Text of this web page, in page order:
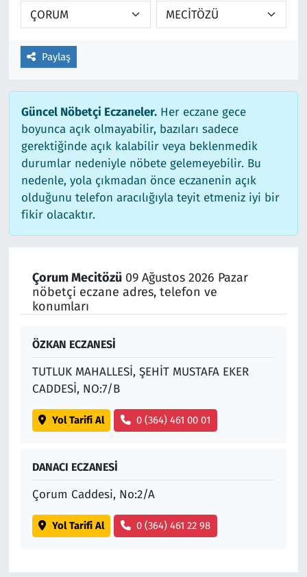
Paylaş
Güncel Nöbetçi Eczaneler.Her eczane gece
boyunca açık olmayabilir, bazıları sadece
gerektiğinde açık kalabilir veya beklenmedik
durumlar nedeniyle nöbete gelemeyebilir. Bu
nedenle, yola çıkmadan önce eczanenin açık
olduğunu telefon aracılığıyla teyit etmeniz iyi bir
fikir olacaktır.
Çorum Mecitözü09 Ağustos 2026 Pazar
nöbetçi eczane adres, telefon ve
konumları
ÖZKAN ECZANESİ
TUTLUK MAHALLESİ, ŞEHİT MUSTAFA EKER
CADDESİ, NO:7/B
Yol Tarifi Al 0 (364) 461 00 01
DANACI ECZANESİ
Çorum Caddesi, No:2/A
Yol Tarifi Al 0 (364) 461 22 98